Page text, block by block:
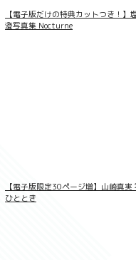
【電子版だけの特典カットつき！】
澄写真集 Nocturne
【電子版限定30ページ増】山崎真実
ひととき